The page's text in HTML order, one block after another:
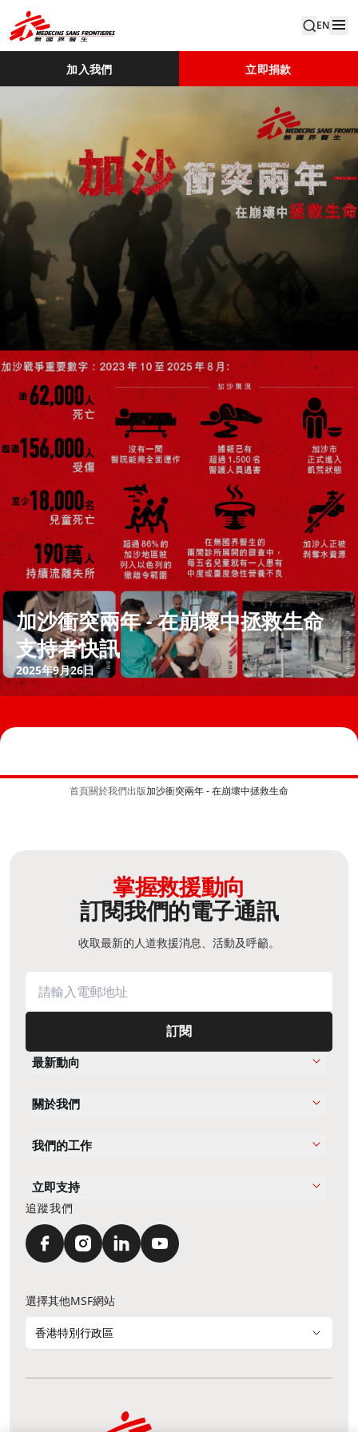
EN
加入我們 立即捐款
加沙衝突兩年 - 在崩壞中拯救生命
支持者快訊
2025年9月26日
首頁關於我們出版加沙衝突兩年 - 在崩壞中拯救生命
掌握救援動向
訂閱我們的電子通訊
收取最新的人道救援消息、活動及呼籲。
訂閱
最新動向
關於我們
我們的工作
立即支持
追蹤我們
選擇其他MSF網站
香港特別行政區